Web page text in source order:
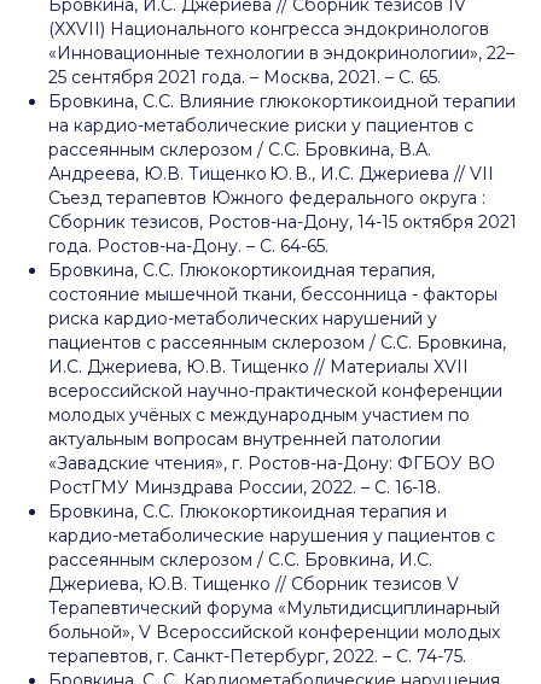
Бровкина, И.C. Джериева // Сборник тезисов IV
(XXVII) Национального конгресса эндокринологов
«Инновационные технологии в эндокринологии», 22–
25 сентября 2021 года. – Москва, 2021. – С. 65.
Бровкина, С.С. Влияние глюкокортикоидной терапии
на кардио-метаболические риски у пациентов с
рассеянным склерозом / С.С. Бровкина, В.А.
Андреева, Ю.В. Тищенко Ю. В., И.C. Джериева // VII
Съезд терапевтов Южного федерального округа :
Сборник тезисов, Ростов-на-Дону, 14-15 октября 2021
года. Ростов-на-Дону. – С. 64-65.
Бровкина, С.С. Глюкокортикоидная терапия,
состояние мышечной ткани, бессонница - факторы
риска кардио-метаболических нарушений у
пациентов с рассеянным склерозом / С.С. Бровкина,
И.C. Джериева, Ю.В. Тищенко // Материалы XVII
всероссийской научно-практической конференции
молодых учёных с международным участием по
актуальным вопросам внутренней патологии
«Завадские чтения», г. Ростов-на-Дону: ФГБОУ ВО
РостГМУ Минздрава России, 2022. – С. 16-18.
Бровкина, С.С. Глюкокортикоидная терапия и
кардио-метаболические нарушения у пациентов с
рассеянным склерозом / С.С. Бровкина, И.C.
Джериева, Ю.В. Тищенко // Сборник тезисов V
Терапевтический форума «Мультидисциплинарный
больной», V Всероссийской конференции молодых
терапевтов, г. Санкт-Петербург, 2022. – С. 74-75.